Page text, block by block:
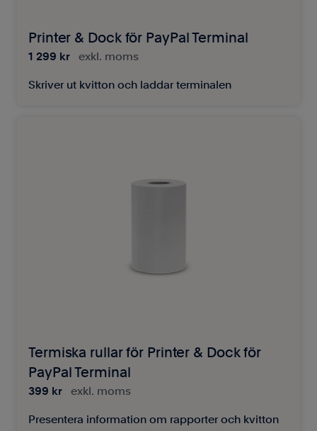
Printer & Dock för PayPal Terminal
1 299 kr exkl. moms
Skriver ut kvitton och laddar terminalen
Termiska rullar för Printer & Dock för
PayPal Terminal
399 kr exkl. moms
Presentera information om rapporter och kvitton